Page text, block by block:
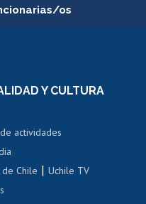
os
de movilidad interna
de renta
de renta
Y CULTURA
actividades
de Chile |Uchile TV